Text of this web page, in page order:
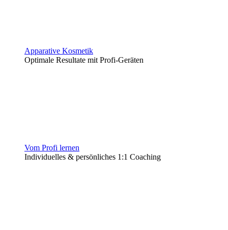
Apparative Kosmetik
Optimale Resultate mit Profi-Geräten
Vom Profi lernen
Individuelles & persönliches 1:1 Coaching